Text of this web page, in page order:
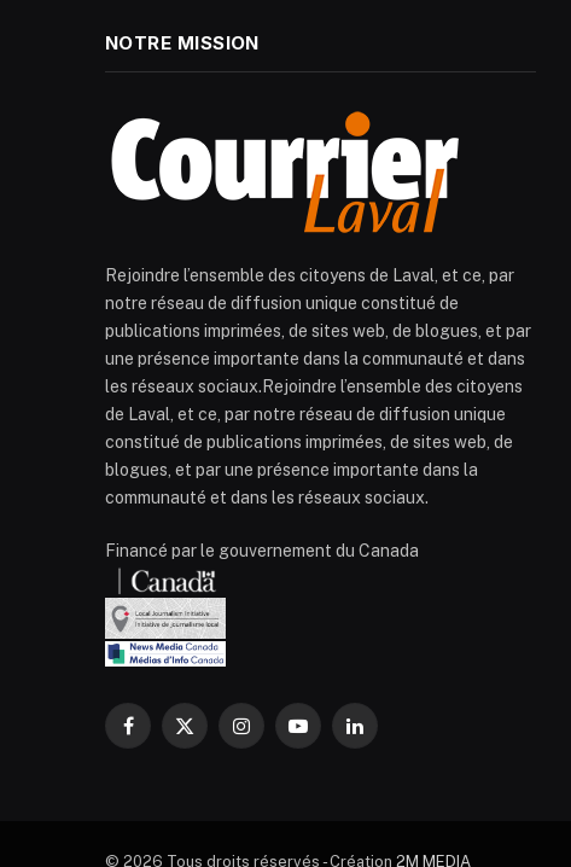
NOTRE MISSION
Rejoindre l’ensemble des citoyens de Laval, et ce, par
notre réseau de diffusion unique constitué de
publications imprimées, de sites web, de blogues, et par
une présence importante dans la communauté et dans
les réseaux sociaux.Rejoindre l’ensemble des citoyens
de Laval, et ce, par notre réseau de diffusion unique
constitué de publications imprimées, de sites web, de
blogues, et par une présence importante dans la
communauté et dans les réseaux sociaux.
Financé par le gouvernement du Canada
Facebook
X
InstagramYouTubeLinkedIn
© 2026 Tous droits réservés - Création 2M MEDIA